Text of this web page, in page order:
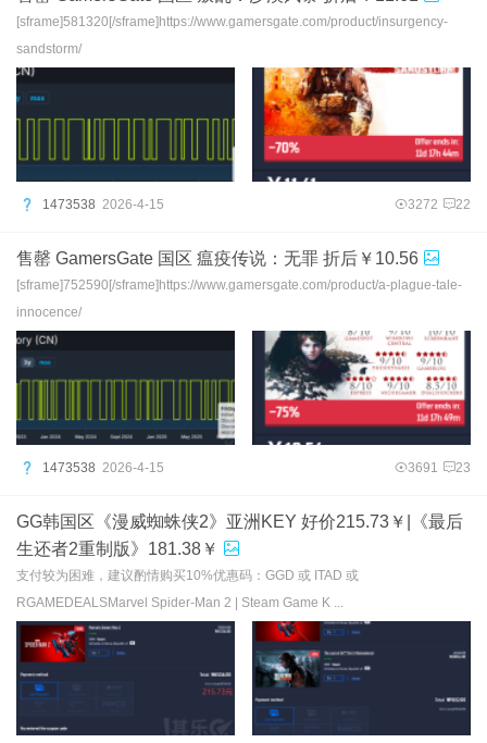
[sframe]581320[/sframe]https://www.gamersgate.com/product/insurgency-
sandstorm/
1473538 2026-4-15 3272 22
售罄 GamersGate 国区 瘟疫传说：无罪 折后￥10.56
[sframe]752590[/sframe]https://www.gamersgate.com/product/a-plague-tale-
innocence/
1473538 2026-4-15 3691 23
GG韩国区《漫威蜘蛛侠2》亚洲KEY 好价215.73￥|《最后
生还者2重制版》181.38￥
支付较为困难，建议酌情购买10%优惠码：GGD 或 ITAD 或
RGAMEDEALSMarvel Spider-Man 2 | Steam Game K ...